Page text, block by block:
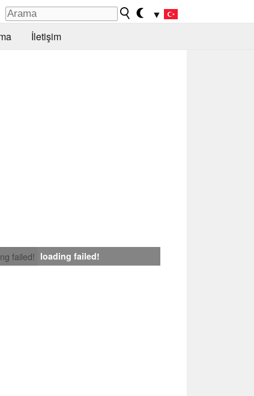
▼
İletişim
failed! loading failed!